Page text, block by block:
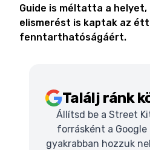
Guide is méltatta a helyet,
elismerést is kaptak az
fenntarthatóságáért.
Találj ránk
Állítsd be a Street
forrásként a Google
gyakrabban hozzuk